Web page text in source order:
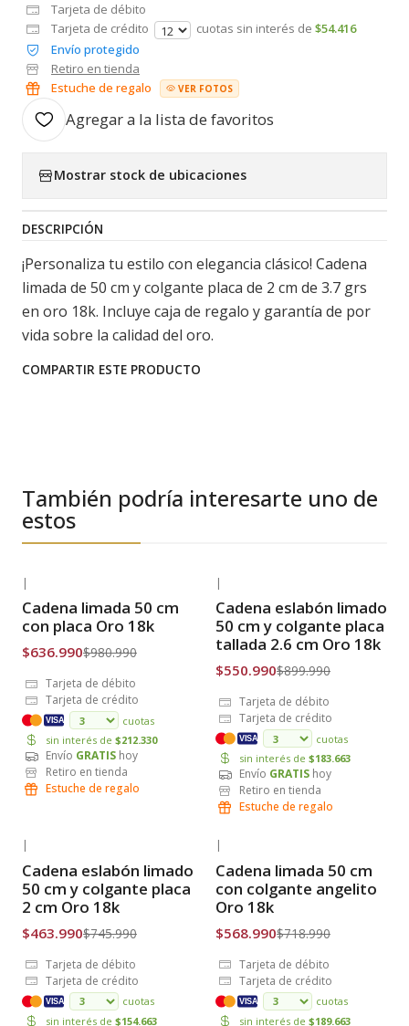
Tarjeta de débito
Tarjeta de crédito
cuotas sin interés de $54.416
Envío protegido
Retiro en tienda
Estuche de regalo
VER FOTOS
Agregar a la lista de favoritos
Mostrar stock de ubicaciones
DESCRIPCIÓN
¡Personaliza tu estilo con elegancia clásico! Cadena
limada de 50 cm y colgante placa de 2 cm de 3.7 grs
en oro 18k. Incluye caja de regalo y garantía de por
vida sobre la calidad del oro.
COMPARTIR ESTE PRODUCTO
También podría interesarte uno de
estos
Envío Gratis
|
Cadena limada 50 cm
con placa Oro 18k
$636.990$980.990
Tarjeta de débito
Tarjeta de crédito
VISA
cuotas
sin interés de $212.330
Envío GRATIS hoy
Retiro en tienda
Estuche de regalo
Envío Gratis
|
Cadena eslabón limado
50 cm y colgante placa
tallada 2.6 cm Oro 18k
$550.990$899.990
Tarjeta de débito
Tarjeta de crédito
VISA
cuotas
sin interés de $183.663
Envío GRATIS hoy
Retiro en tienda
Estuche de regalo
Envío Gratis
|
Cadena eslabón limado
50 cm y colgante placa
2 cm Oro 18k
$463.990$745.990
Tarjeta de débito
Tarjeta de crédito
VISA
cuotas
sin interés de $154.663
Envío Gratis
|
Cadena limada 50 cm
con colgante angelito
Oro 18k
$568.990$718.990
Tarjeta de débito
Tarjeta de crédito
VISA
cuotas
sin interés de $189.663